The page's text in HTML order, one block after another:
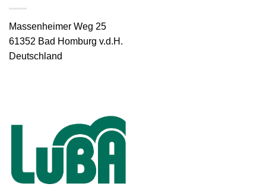
Massenheimer Weg 25
61352 Bad Homburg v.d.H.
Deutschland